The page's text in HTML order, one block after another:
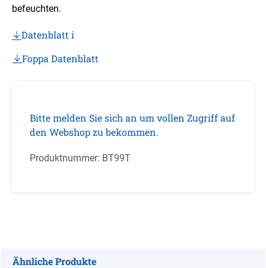
befeuchten.
Datenblatt i
Foppa Datenblatt
Bitte melden Sie sich an um vollen Zugriff auf
den Webshop zu bekommen.
Produktnummer: BT99T
Ähnliche Produkte